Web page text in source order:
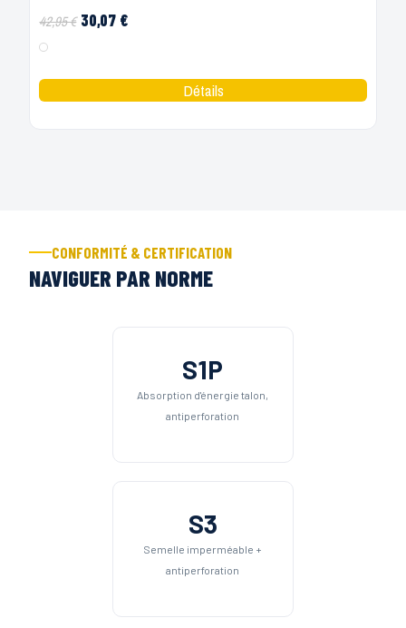
42,95 € 30,07 €
Blanc
CONFORMITÉ & CERTIFICATION
NAVIGUER PAR NORME
S1P
Absorption d'énergie talon,
antiperforation
S3
Semelle imperméable +
antiperforation